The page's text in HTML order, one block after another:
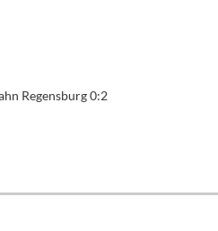
Regensburg 0:2